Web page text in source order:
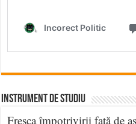
INSTRUMENT DE STUDIU
Fresca împotrivirii faţă de